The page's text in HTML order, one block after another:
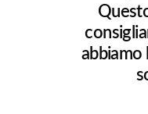
abbiamo